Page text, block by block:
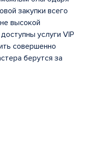
закупки всего
высокой
услуги VIP
совершенно
берутся за